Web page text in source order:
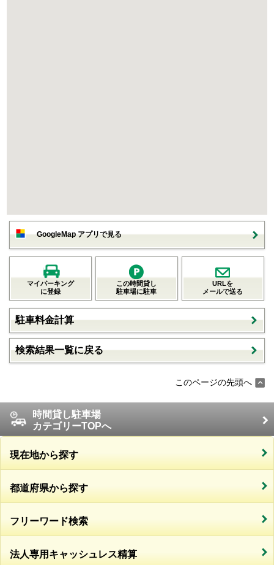
GoogleMap アプリで見る
マイパーキング
に登録
この時間貸し
駐車場に駐車
URLを
メールで送る
駐車料金計算
検索結果一覧に戻る
このページの先頭へ
時間貸し駐車場
カテゴリーTOPへ
現在地から探す
都道府県から探す
フリーワード検索
法人専用キャッシュレス精算